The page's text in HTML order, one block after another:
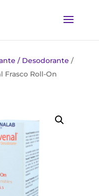
/ Desodorante /
Frasco Roll-On